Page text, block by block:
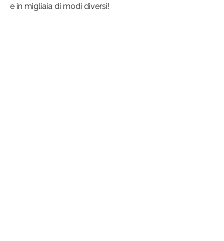
e in migliaia di modi diversi!